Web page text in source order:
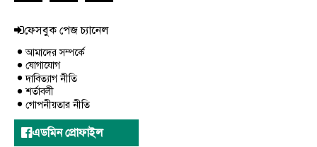
ফেসবুক পেজ চ্যানেল
আমাদের সম্পর্কে
যোগাযোগ
দাবিত্যাগ নীতি
শর্তাবলী
গোপনীয়তার নীতি
এডমিন প্রোফাইল